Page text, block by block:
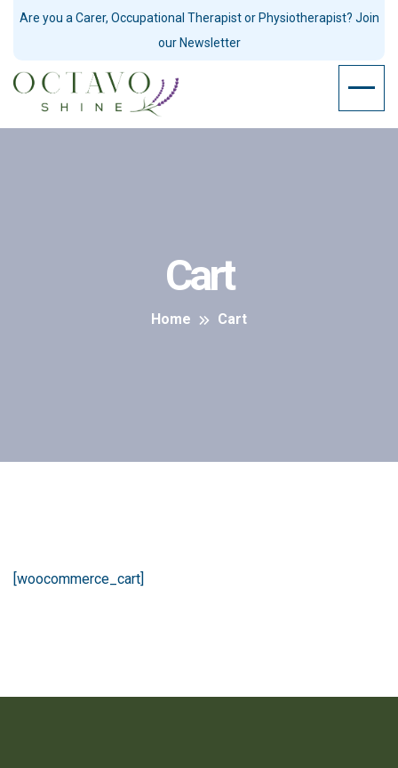
Are you a Carer, Occupational Therapist or Physiotherapist? Join
our Newsletter
Cart
Home Cart
[woocommerce_cart]